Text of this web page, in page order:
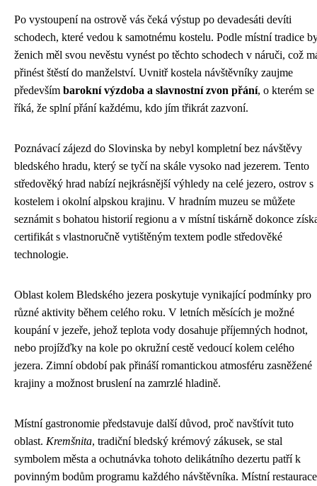
Po vystoupení na ostrově vás čeká výstup po devadesáti devíti
schodech, které vedou k samotnému kostelu. Podle místní tradice
ženich měl svou nevěstu vynést po těchto schodech v náruči, což
přinést štěstí do manželství. Uvnitř kostela návštěvníky zaujme
především barokní výzdoba a slavnostní zvon přání, o kterém se
říká, že splní přání každému, kdo jím třikrát zazvoní.
Poznávací zájezd do Slovinska by nebyl kompletní bez návštěvy
bledského hradu, který se tyčí na skále vysoko nad jezerem. Tento
středověký hrad nabízí nejkrásnější výhledy na celé jezero, ostrov s
kostelem i okolní alpskou krajinu. V hradním muzeu se můžete
seznámit s bohatou historií regionu a v místní tiskárně dokonce
certifikát s vlastnoručně vytištěným textem podle středověké
technologie.
Oblast kolem Bledského jezera poskytuje vynikající podmínky pro
různé aktivity během celého roku. V letních měsících je možné
koupání v jezeře, jehož teplota vody dosahuje příjemných hodnot,
nebo projížďky na kole po okružní cestě vedoucí kolem celého
jezera. Zimní období pak přináší romantickou atmosféru zasněžené
krajiny a možnost bruslení na zamrzlé hladině.
Místní gastronomie představuje další důvod, proč navštívit tuto
oblast. Kremšnita, tradiční bledský krémový zákusek, se stal
symbolem města a ochutnávka tohoto delikátního dezertu patří k
povinným bodům programu každého návštěvníka. Místní restaurace